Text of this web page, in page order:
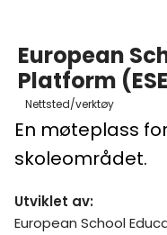
European
Platform
Nettsted/verktøy
En møteplass
skoleområdet.
Utviklet av:
European School